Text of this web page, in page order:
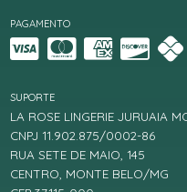
PAGAMENTO
SUPORTE
LA ROSE LINGERIE JURUAIA
CNPJ 11.902.875/0002-86
RUA SETE DE MAIO, 145
CENTRO, MONTE BELO/MG